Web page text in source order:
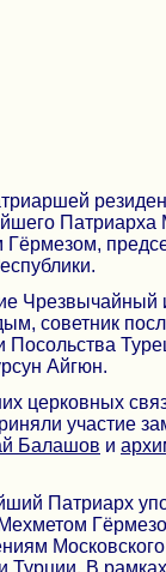
Патриарха
Гёрмезом,
советник
Посольства
Айгюн.
церковных
участие
Балашов и
Патриарх
Мехметом
Турции. В